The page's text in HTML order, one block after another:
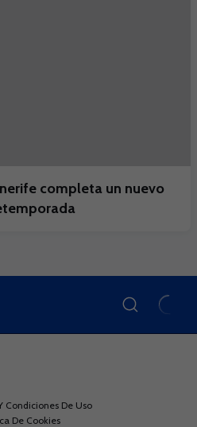
completa un nuevo
Condiciones De Uso
De Cookies